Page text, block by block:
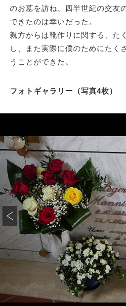
のお墓を訪ね、四半世紀の交友
できたのは幸いだった。
親方からは靴作りに関する、た
し、また実際に僕のためにたく
うことができた。
フォトギャラリー（写真4枚）